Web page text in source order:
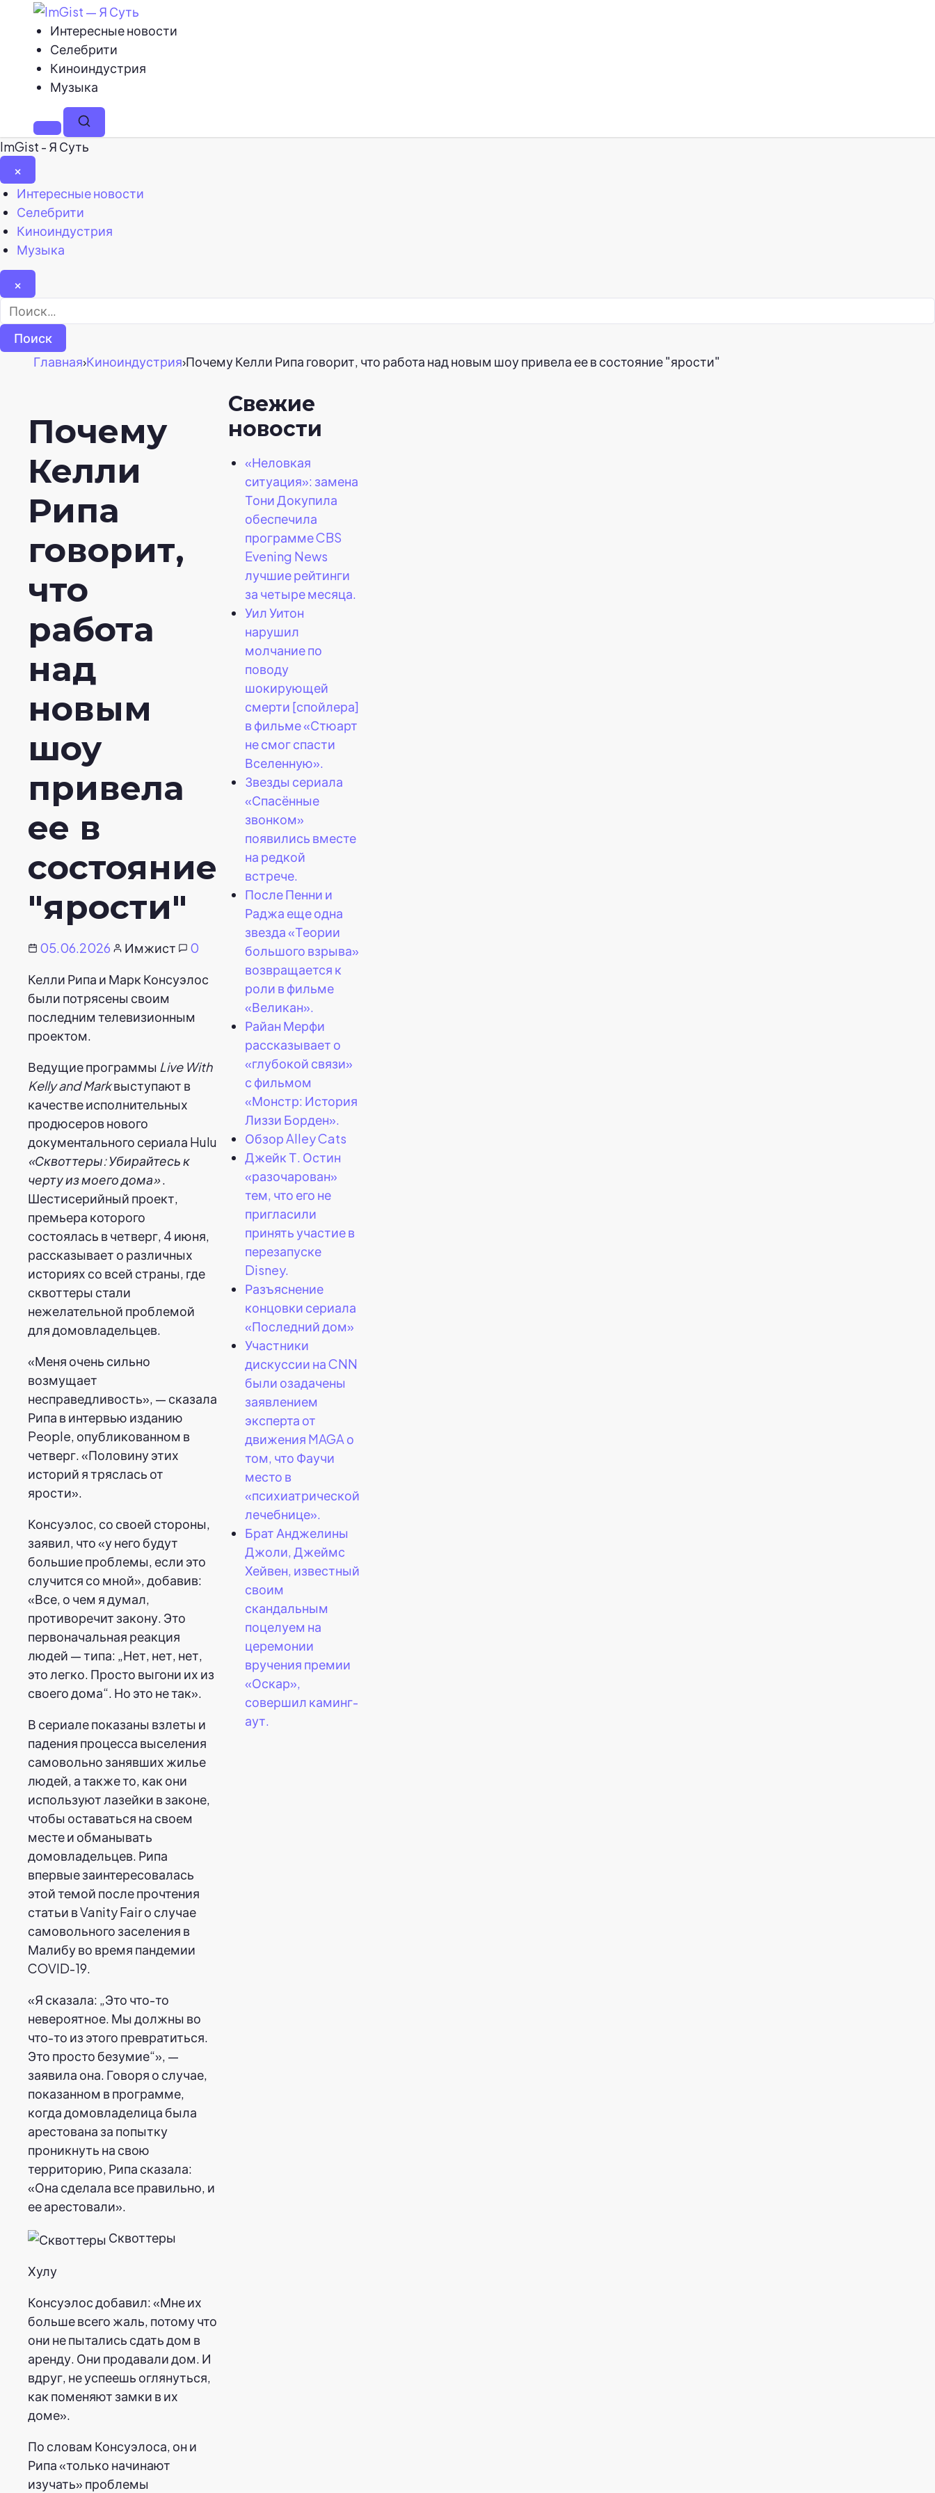
Интересные новости
Селебрити
Киноиндустрия
Музыка
МенюПоиск
ImGist - Я Суть
×
Закрыть
меню
Интересные новости
Селебрити
Киноиндустрия
Музыка
×
Найти:
Главная›Киноиндустрия›Почему Келли Рипа говорит, что работа над новым шоу привела ее в состояние "ярости"
Почему
Келли
Рипа
говорит,
что
работа
над
новым
шоу
привела
ее в
состояние
"ярости"
05.06.2026 Имжист
0
Келли Рипа и Марк Консуэлос
были потрясены своим
последним телевизионным
проектом.
Ведущие программы Live With
Kelly and Markвыступают в
качестве исполнительных
продюсеров нового
документального сериала Hulu
«Сквоттеры: Убирайтесь к
черту из моего дома».
Шестисерийный проект,
премьера которого
состоялась в четверг, 4 июня,
рассказывает о различных
историях со всей страны, где
сквоттеры стали
нежелательной проблемой
для домовладельцев.
«Меня очень сильно
возмущает
несправедливость», — сказала
Рипа в интервью изданию
People, опубликованном в
четверг. «Половину этих
историй я тряслась от
ярости».
Консуэлос, со своей стороны,
заявил, что «у него будут
большие проблемы, если это
случится со мной», добавив:
«Все, о чем я думал,
противоречит закону. Это
первоначальная реакция
людей — типа: „Нет, нет, нет,
это легко. Просто выгони их из
своего дома“. Но это не так».
В сериале показаны взлеты и
падения процесса выселения
самовольно занявших жилье
людей, а также то, как они
используют лазейки в законе,
чтобы оставаться на своем
месте и обманывать
домовладельцев. Рипа
впервые заинтересовалась
этой темой после прочтения
статьи в Vanity Fair о случае
самовольного заселения в
Малибу во время пандемии
COVID-19.
«Я сказала: „Это что-то
невероятное. Мы должны во
что-то из этого превратиться.
Это просто безумие“», —
заявила она. Говоря о случае,
показанном в программе,
когда домовладелица была
арестована за попытку
проникнуть на свою
территорию, Рипа сказала:
«Она сделала все правильно, и
ее арестовали».
Сквоттеры
Хулу
Консуэлос добавил: «Мне их
больше всего жаль, потому что
они не пытались сдать дом в
аренду. Они продавали дом. И
вдруг, не успеешь оглянуться,
как поменяют замки в их
доме».
По словам Консуэлоса, он и
Рипа «только начинают
изучать» проблемы
Свежие
новости
«Неловкая
ситуация»: замена
Тони Докупила
обеспечила
программе CBS
Evening News
лучшие рейтинги
за четыре месяца.
Уил Уитон
нарушил
молчание по
поводу
шокирующей
смерти [спойлера]
в фильме «Стюарт
не смог спасти
Вселенную».
Звезды сериала
«Спасённые
звонком»
появились вместе
на редкой
встрече.
После Пенни и
Раджа еще одна
звезда «Теории
большого взрыва»
возвращается к
роли в фильме
«Великан».
Райан Мерфи
рассказывает о
«глубокой связи»
с фильмом
«Монстр: История
Лиззи Борден».
Обзор Alley Cats
Джейк Т. Остин
«разочарован»
тем, что его не
пригласили
принять участие в
перезапуске
Disney.
Разъяснение
концовки сериала
«Последний дом»
Участники
дискуссии на CNN
были озадачены
заявлением
эксперта от
движения MAGA о
том, что Фаучи
место в
«психиатрической
лечебнице».
Брат Анджелины
Джоли, Джеймс
Хейвен, известный
своим
скандальным
поцелуем на
церемонии
вручения премии
«Оскар»,
совершил каминг-
аут.